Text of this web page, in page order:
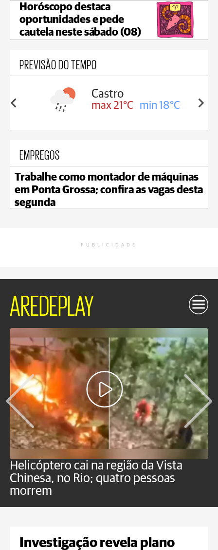
Horóscopo destaca
oportunidades e pede
cautela neste sábado (08)
PREVISÃO DO TEMPO
18°C
Carambeí
max 20°C min 18°C
EMPREGOS
Trabalhe como montador de máquinas
em Ponta Grossa; confira as vagas desta
segunda
PUBLICIDADE
AREDEPLAY
Helicóptero cai na região da Vista
Chinesa, no Rio; quatro pessoas
morrem
Investigação revela plano